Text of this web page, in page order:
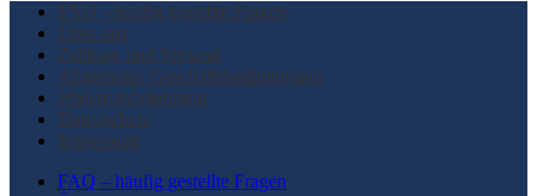
FAQ – häufig gestellte Fragen
Über uns
Zahlung und Versand
Allgemeine Geschäftsbedingungen
Widerrufsbelehrung
Datenschutz
Impressum
FAQ – häufig gestellte Fragen